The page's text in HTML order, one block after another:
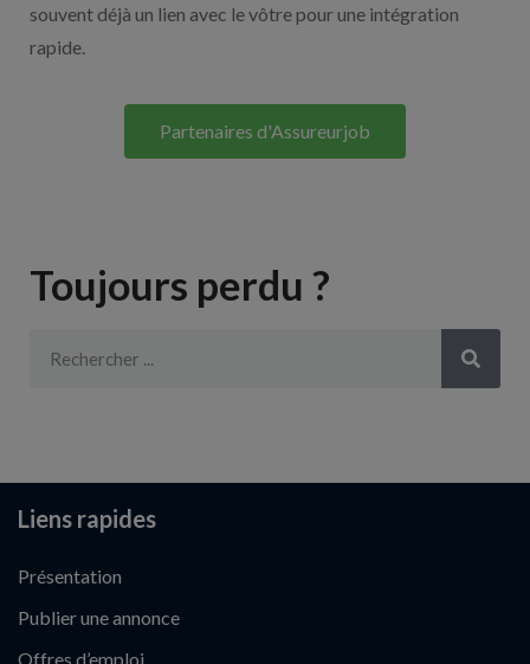
souvent déjà un lien avec le vôtre pour une intégration
rapide.
Partenaires d'Assureurjob
Toujours perdu ?
Liens rapides
Présentation
Publier une annonce
Offres d’emploi